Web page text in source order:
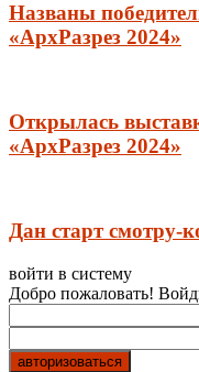
Названы
«АрхРазрез 2024»
Открылась
«АрхРазрез 2024»
Дан старт смотру-
войти в систему
Добро пожаловать!